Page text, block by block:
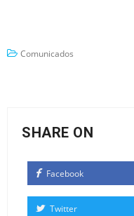
Comunicados
SHARE ON
Facebook
Twitter